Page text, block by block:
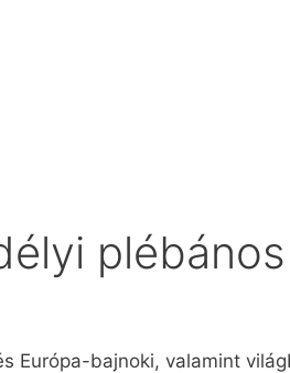
plébános
Európa-bajnoki, valamint